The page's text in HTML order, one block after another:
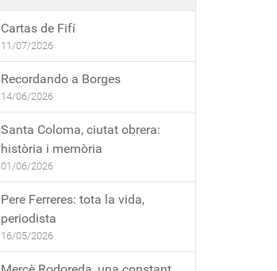
Cartas de Fifí
11/07/2026
Recordando a Borges
14/06/2026
Santa Coloma, ciutat obrera:
història i memòria
01/06/2026
Pere Ferreres: tota la vida,
periodista
16/05/2026